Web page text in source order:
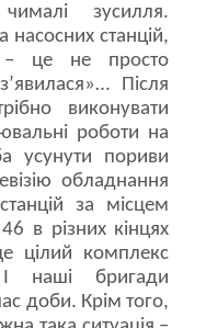
зусилля.
насосних станцій,
– це не просто
Після
виконувати
роботи на
усунути пориви
обладнання
за місцем
в різних кінцях
цілий комплекс
І наші бригади
доби. Крім того,